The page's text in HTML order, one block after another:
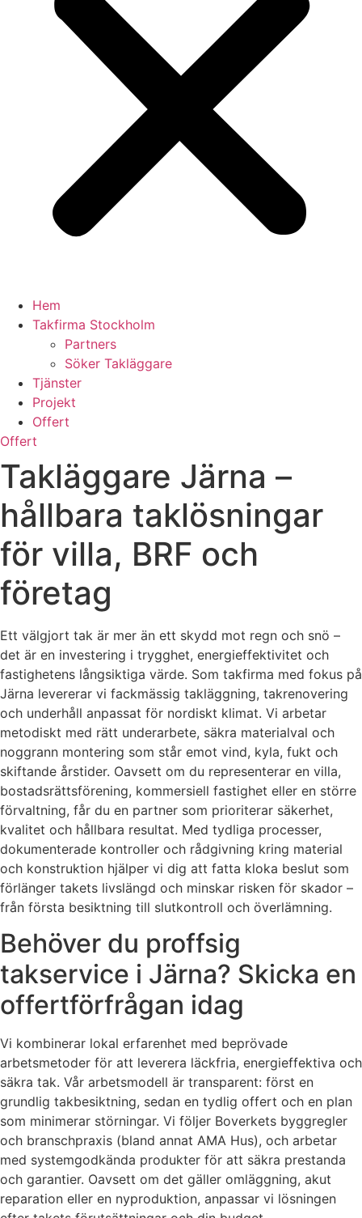
Hem
Takfirma Stockholm
Partners
Söker Takläggare
Tjänster
Projekt
Offert
Offert
Takläggare Järna –
hållbara taklösningar
för villa, BRF och
företag
Ett välgjort tak är mer än ett skydd mot regn och snö –
det är en investering i trygghet, energieffektivitet och
fastighetens långsiktiga värde. Som takfirma med fokus på
Järna levererar vi fackmässig takläggning, takrenovering
och underhåll anpassat för nordiskt klimat. Vi arbetar
metodiskt med rätt underarbete, säkra materialval och
noggrann montering som står emot vind, kyla, fukt och
skiftande årstider. Oavsett om du representerar en villa,
bostadsrättsförening, kommersiell fastighet eller en större
förvaltning, får du en partner som prioriterar säkerhet,
kvalitet och hållbara resultat. Med tydliga processer,
dokumenterade kontroller och rådgivning kring material
och konstruktion hjälper vi dig att fatta kloka beslut som
förlänger takets livslängd och minskar risken för skador –
från första besiktning till slutkontroll och överlämning.
Behöver du proffsig
takservice i Järna? Skicka en
offertförfrågan idag
Vi kombinerar lokal erfarenhet med beprövade
arbetsmetoder för att leverera läckfria, energieffektiva och
säkra tak. Vår arbetsmodell är transparent: först en
grundlig takbesiktning, sedan en tydlig offert och en plan
som minimerar störningar. Vi följer Boverkets byggregler
och branschpraxis (bland annat AMA Hus), och arbetar
med systemgodkända produkter för att säkra prestanda
och garantier. Oavsett om det gäller omläggning, akut
reparation eller en nyproduktion, anpassar vi lösningen